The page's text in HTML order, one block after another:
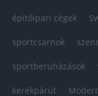
építőipari cégek
sportcsarnok
sportberuházások
kerékpárút